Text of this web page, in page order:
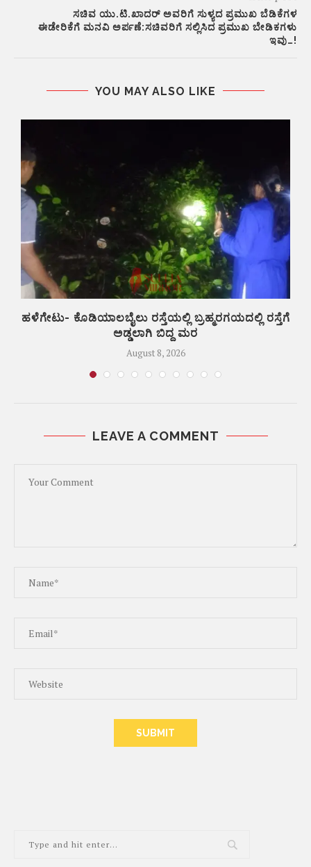
ಸಚಿವ ಯು.ಟಿ.ಖಾದರ್ ಅವರಿಗೆ ಸುಳ್ಯದ ಪ್ರಮುಖ ಬೆಡಿಕೆಗಳ
ಈಡೇರಿಕೆಗೆ ಮನವಿ ಅರ್ಪಣೆ:ಸಚಿವರಿಗೆ ಸಲ್ಲಿಸಿದ ಪ್ರಮುಖ ಬೇಡಿಕಗಳು
ಇವು…!
YOU MAY ALSO LIKE
ಹಳೆಗೇಟು- ಕೊಡಿಯಾಲಬೈಲು ರಸ್ತೆಯಲ್ಲಿ ಬ್ರಹ್ಮರಗಯದಲ್ಲಿ ರಸ್ತೆಗೆ
ಅಡ್ಡಲಾಗಿ ಬಿದ್ದ ಮರ
August 8, 2026
LEAVE A COMMENT